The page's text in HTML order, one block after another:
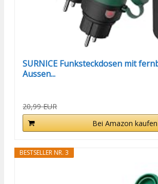
SURNICE Funksteckdosen mit
Aussen...
20,99 EUR
Bei Amazon kaufen
BESTSELLER NR. 3